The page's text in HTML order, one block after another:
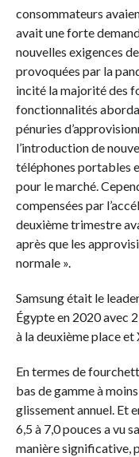
consommateurs
avait une forte
nouvelles exigences
provoquées par la
incité la majorité des
fonctionnalités
pénuries
l’introduction de
téléphones portables
pour le marché.
compensées par
deuxième trimestre
après que les
normale ».
Samsung était le
Égypte en 2020 avec
à la deuxième place
En termes de
bas de gamme à
glissement annuel. Et
6,5 à 7,0 pouces a vu
manière significative,